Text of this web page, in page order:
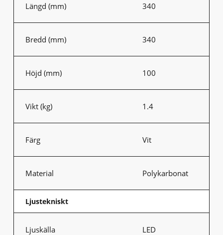
Längd (mm) 340
Bredd (mm) 340
Höjd (mm) 100
Vikt (kg) 1.4
Färg Vit
Material Polykarbonat
Ljustekniskt
Ljuskälla LED